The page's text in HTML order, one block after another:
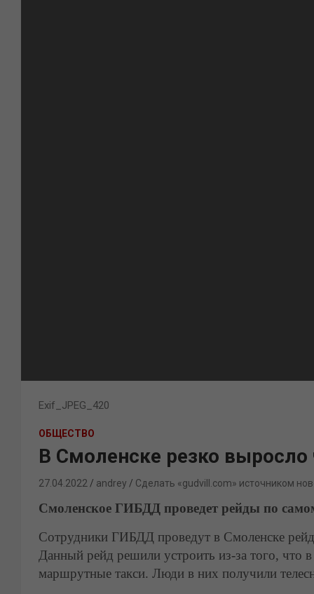
Exif_JPEG_420
ОБЩЕСТВО
В Смоленске резко
27.04.2022 andrey Сделать «gudvill.com» источником
Смоленское ГИБДД проведет рейды по
Сотрудники ГИБДД проведут в Смоленске
Данный рейд решили устроить из-за того, что
маршрутные такси. Люди в них получили